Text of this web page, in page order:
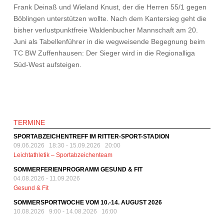
Frank Deinaß und Wieland Knust, der die Herren 55/1 gegen
Böblingen unterstützen wollte. Nach dem Kantersieg geht die
bisher verlustpunktfreie Waldenbucher Mannschaft am 20.
Juni als Tabellenführer in die wegweisende Begegnung beim
TC BW Zuffenhausen: Der Sieger wird in die Regionalliga
Süd-West aufsteigen.
TERMINE
SPORTABZEICHENTREFF IM RITTER-SPORT-STADION
09.06.2026 18:30 - 15.09.2026 20:00
Leichtathletik – Sportabzeichenteam
SOMMERFERIENPROGRAMM GESUND & FIT
04.08.2026 - 11.09.2026
Gesund & Fit
SOMMERSPORTWOCHE VOM 10.-14. AUGUST 2026
10.08.2026 9:00 - 14.08.2026 16:00